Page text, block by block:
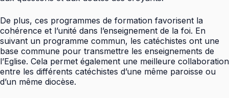
De plus, ces programmes de formation favorisent la
cohérence et l’unité dans l’enseignement de la foi. En
suivant un programme commun, les catéchistes ont une
base commune pour transmettre les enseignements de
l’Eglise. Cela permet également une meilleure collaboration
entre les différents catéchistes d’une même paroisse ou
d’un même diocèse.